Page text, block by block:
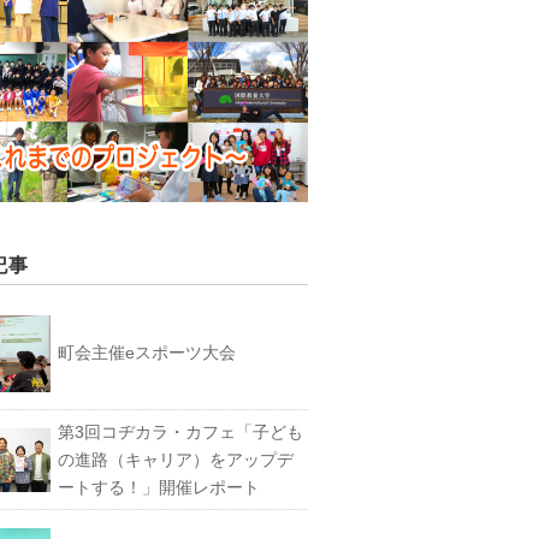
事
町会主催eスポーツ大会
第3回コヂカラ・カフェ「子ども
の進路（キャリア）をアップデ
ートする！」開催レポート